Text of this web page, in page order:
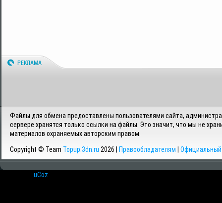
Файлы для обмена предоставлены пользователями сайта,
сервере хранятся только ссылки на файлы. Это значит, что мы не
материалов охраняемых авторским правом.
Copyright © Team Topup.3dn.ru 2026 | Правообладателям Официальный
uCoz